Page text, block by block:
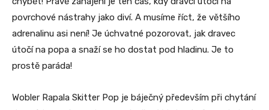
povrchové nástrahy jako diví. A musíme říct, že většího
adrenalinu asi není! Je úchvatné pozorovat, jak dravec
útočí na popa a snaží se ho dostat pod hladinu. Je to
prostě paráda!
Wobler Rapala Skitter Pop je báječný především při chytání